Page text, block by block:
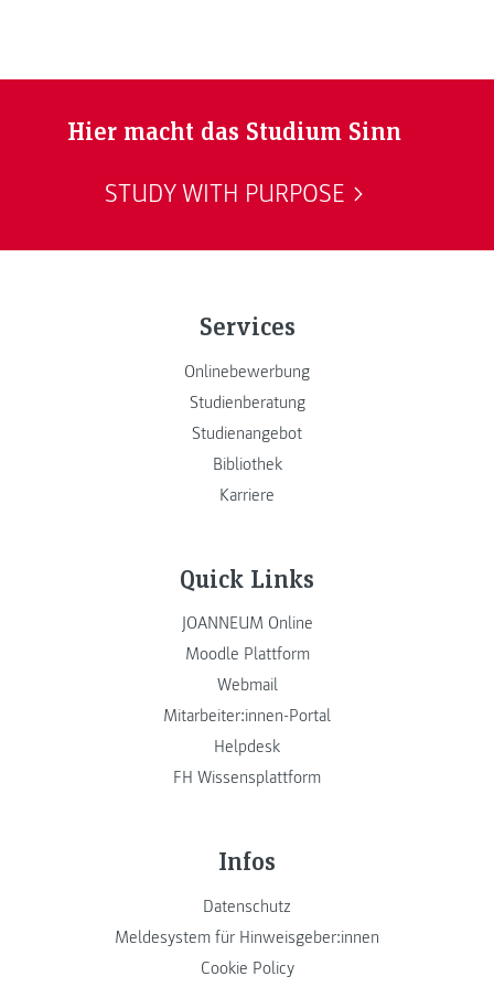
Hier macht das Studium Sinn
STUDY WITH PURPOSE
Services
Onlinebewerbung
Studienberatung
Studienangebot
Bibliothek
Karriere
Quick Links
JOANNEUM Online
Moodle Plattform
Webmail
Mitarbeiter:innen-Portal
Helpdesk
FH Wissensplattform
Infos
Datenschutz
Meldesystem für Hinweisgeber:innen
Cookie Policy